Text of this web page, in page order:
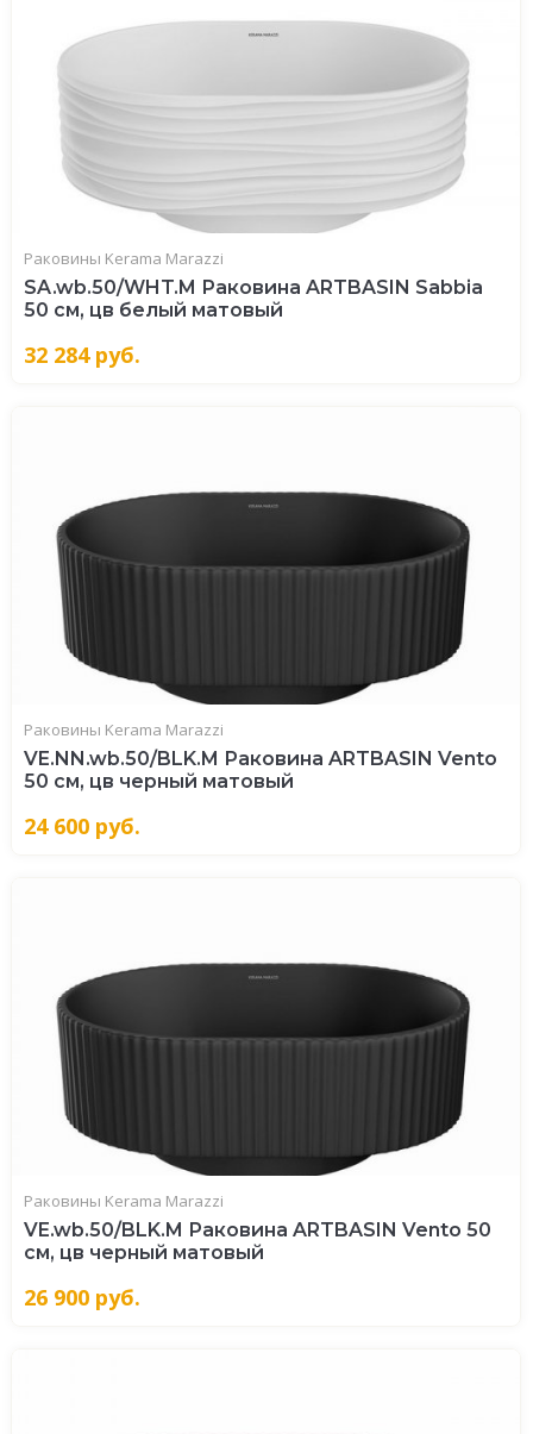
Раковины Kerama Marazzi
SA.wb.50/WHT.M Раковина ARTBASIN Sabbia
50 см, цв белый матовый
32 284руб.
Раковины Kerama Marazzi
VE.NN.wb.50/BLK.M Раковина ARTBASIN Vento
50 см, цв черный матовый
24 600 руб.
Раковины Kerama Marazzi
VE.wb.50/BLK.M Раковина ARTBASIN Vento 50
см, цв черный матовый
26 900 руб.